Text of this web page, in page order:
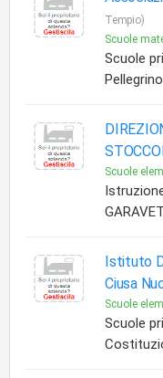
Tempio)
Scuole
Scuole
Scuole
Istituto
Ciusa
Scuole
Scuole